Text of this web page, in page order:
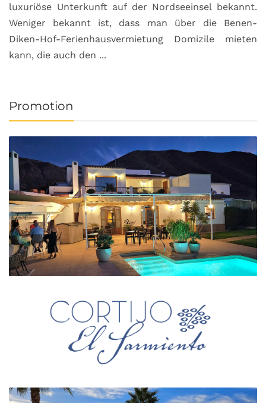
luxuriöse Unterkunft auf der Nordseeinsel bekannt.
Weniger bekannt ist, dass man über die Benen-
Diken-Hof-Ferienhausvermietung Domizile mieten
kann, die auch den ...
Promotion